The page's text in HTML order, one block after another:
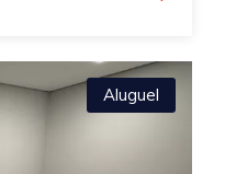
Aluguel